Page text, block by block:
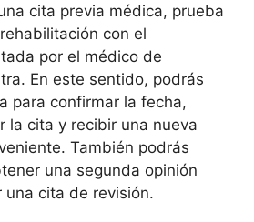
cita previa médica, prueba
con el
por el médico de
En este sentido, podrás
para confirmar la fecha,
la cita y recibir una nueva
También podrás
una segunda opinión
una cita de revisión.